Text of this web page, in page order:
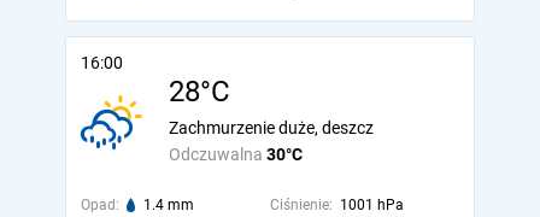
16:00
28°C
Odczuwalna 30°C
Zachmurzenie duże, deszcz
Opad: 1.4 mm Ciśnienie: 1001 hPa